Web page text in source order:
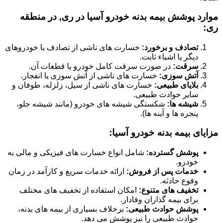
موارد پوشش بیمه بدنه خودرو آسیا در ری, در منطقه
ری:
تصادف و برخورد: خسارت های ناشی از تصادف با خودروهای
دیگر یا اشیاء ثابت.
سرقت: در صورت سرقت کامل خودرو یا قطعات آن.
آتش سوزی: خسارت های ناشی از آتش سوزی یا انفجار.
بلایای طبیعی: خسارت های ناشی از سیل، زلزله، طوفان و
سایر حوادث طبیعی.
شیشه ها: شکستگی شیشه های خودرو (مانند شیشه جلو،
پنجره ها و آینه ها).
مزایای بیمه بدنه خودرو آسیا:
پوشش گسترده: شامل انواع خسارت های فیزیکی و مالی به
خودرو.
خدمات پس از فروش: ارائه خدمات سریع و کارآمد در زمان
وقوع حادثه.
تخفیف های متنوع: امکان استفاده از تخفیف های مختلف
برای بیمه گذاران وفادار.
پوشش حوادث طبیعی: برخلاف بسیاری از بیمه های بدنه،
حوادث طبیعی را نیز پوشش می دهد.